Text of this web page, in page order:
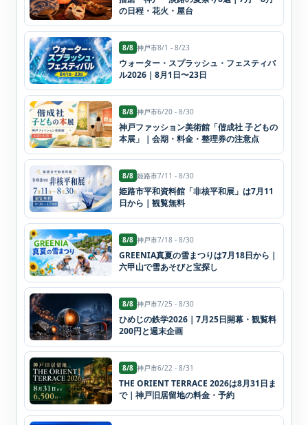
の日程・花火・屋台
8/8 神戸市8/1 - 8/23
ウォーター・スプラッシュ・フェスティバ
ル2026｜8月1日〜23日
8/8 神戸市6/20 - 8/30
神戸ファッション美術館「偕成社 子どもの
本展」｜会期・料金・整理券の注意点
8/8 姫路市7/11 - 8/30
姫路市平和資料館「非核平和展」は7月11
日から｜観覧無料
8/8 神戸市7/18 - 8/30
GREENIA真夏の雪まつりは7月18日から｜
六甲山で雪あそびと宝探し
8/8 神戸市7/25 - 8/30
ひめじの鉄学2026｜7月25日開幕・観覧料
200円と週末企画
8/8 神戸市6/22 - 8/31
THE ORIENT TERRACE 2026は8月31日ま
で｜神戸旧居留地の料金・予約